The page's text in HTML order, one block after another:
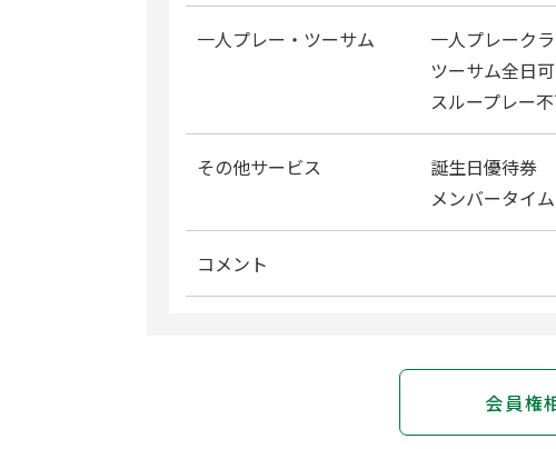
一人プレー・ツーサム
一人プレーク
ツーサム全日
スループレー
その他サービス
誕生日優待券
メンバータイ
コメント
会員権